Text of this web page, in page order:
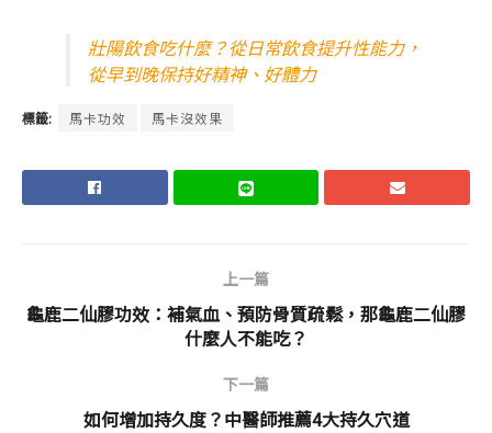
壯陽飲食吃什麼？從日常飲食提升性能力，
從早到晚保持好精神、好體力
標籤: 馬卡功效 馬卡沒效果
上一篇
龜鹿二仙膠功效：補氣血、預防骨質疏鬆，那龜鹿二仙膠
什麼人不能吃？
下一篇
如何增加持久度？中醫師推薦4大持久穴道